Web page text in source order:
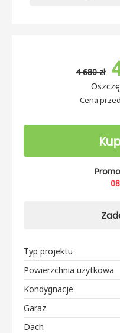
4 680 zł
Cena
Typ projektu
Powierzchnia użytkowa
Kondygnacje
Garaż
Dach